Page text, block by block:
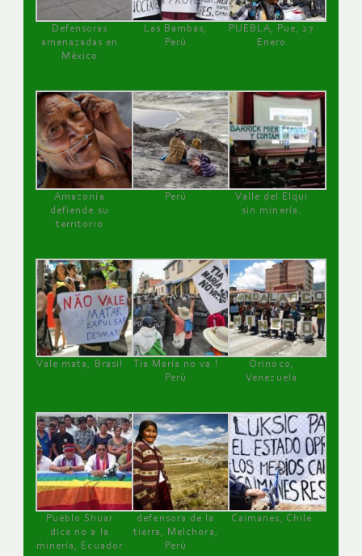
Defensoras
amenazadas en
México
Las Bambas,
Perú
PUEBLA, Pue, 27
Enero
Amazonía
defiende su
territorio
Perú
Valle del Elqui
sin minería.
Vale mata, Brasil
Tía María no va !
Perú
Orinoco,
Venezuela
Pueblo Shuar
dice no a la
minería, Ecuador
defensora de la
tierra, Melchora,
Perú
Caimanes, Chile